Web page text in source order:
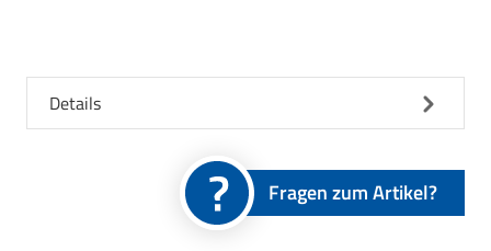
Details
Fragen zum Artikel?